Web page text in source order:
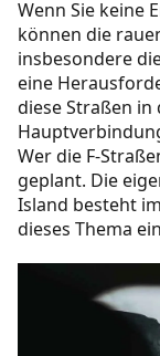
Wenn Sie keine
können die
insbesondere
eine
diese Straßen in
Wer die F-
geplant. Die
Island besteht
dieses Thema